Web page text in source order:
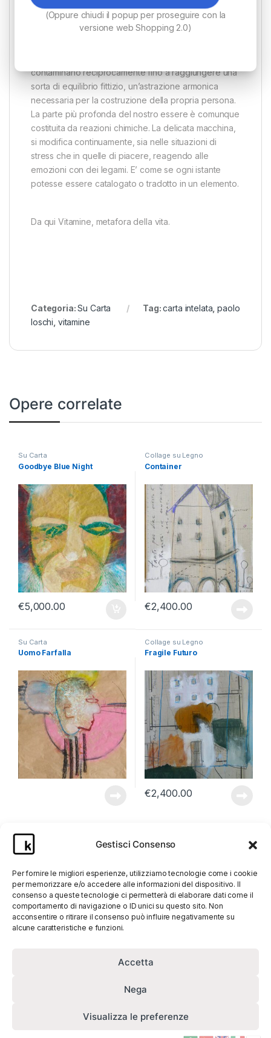
Gestisci Consenso
Per fornire le migliori esperienze, utilizziamo tecnologie come i cookie
per memorizzare e/o accedere alle informazioni del dispositivo. Il
consenso a queste tecnologie ci permetterà di elaborare dati come il
comportamento di navigazione o ID unici su questo sito. Non
acconsentire o ritirare il consenso può influire negativamente su
alcune caratteristiche e funzioni.
Accetta
Nega
Visualizza le preferenze
doppio, ovvero: come ci si vede e la percezione
interiore dell’ io.
contaminano reciprocamente fino a raggiungere una
sorta di equilibrio fittizio, un’astrazione armonica
necessaria per la costruzione della propria persona.
La parte più profonda del nostro essere è comunque
costituita da reazioni chimiche. La delicata macchina,
si modifica continuamente, sia nelle situazioni di
stress che in quelle di piacere, reagendo alle
emozioni con dei legami. E’ come se ogni istante
potesse essere catalogato o tradotto in un elemento.
Da qui Vitamine, metafora della vita.
Categoria:Su Carta Tag:carta intelata ,paolo
loschi vitamine
Opere correlate
Su Carta
Goodbye Blue Night
€5,000.00
Collage su Legno
Container
€2,400.00
Su Carta
Uomo Farfalla
Collage su Legno
Fragile Futuro
€2,400.00
(Oppure chiudi il popup per proseguire con la
versione web Shopping 2.0)